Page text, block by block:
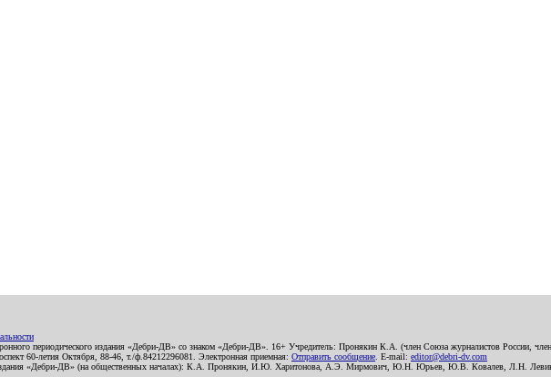
периодического издания «Дебри-ДВ» со знаком «Дебри-ДВ». 16+ Учредитель: Пронякин К.А. (член Союза журналистов России,
60-летия Октября, 88-46, т./ф.84212296081. Электронная приемная: Отправить сообщение . E-mail: editor@debri-dv.com
издания «Дебри-ДВ» (на общественных началах): К.А. Пронякин, И.Ю. Харитонова, А.Э. Мирмович, Ю.Н. Юрьев, Ю.В. Ковалев, Л.Н.